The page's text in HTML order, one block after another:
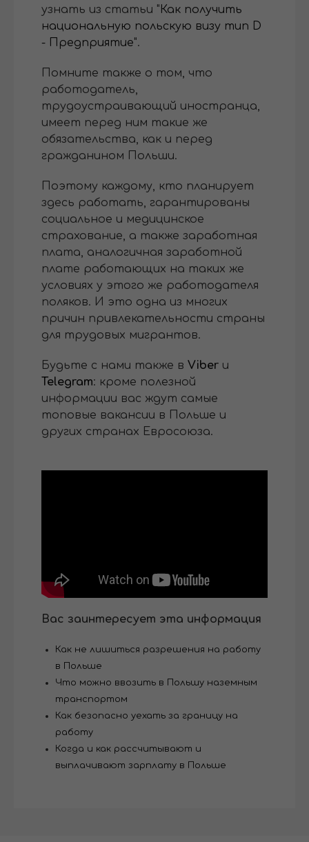
узнать из статьи " Как получить
национальную польскую визу тип D
- Предприятие".
Помните также о том, что
работодатель,
трудоустраивающий иностранца,
имеет перед ним такие же
обязательства, как и перед
гражданином Польши.
Поэтому каждому, кто планирует
здесь работать, гарантированы
социальное и медицинское
страхование, а также заработная
плата, аналогичная заработной
плате работающих на таких же
условиях у этого же работодателя
поляков. И это одна из многих
причин привлекательности страны
для трудовых мигрантов.
Будьте с нами также в Viber и
Telegram: кроме полезной
информации вас ждут самые
топовые вакансии в Польше и
других странах Евросоюза.
Вас заинтересует эта информация
Как не лишиться разрешения на работу
в Польше
Что можно ввозить в Польшу наземным
транспортом
Как безопасно уехать за границу на
работу
Когда и как рассчитывают и
выплачивают зарплату в Польше